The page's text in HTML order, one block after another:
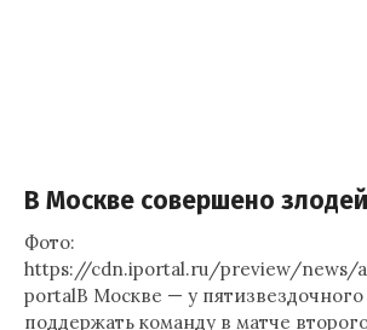
В Москве совершено
Фото:
https://cdn.iportal.ru/preview/news/
portalВ Москве — у
поддержать команду в матче